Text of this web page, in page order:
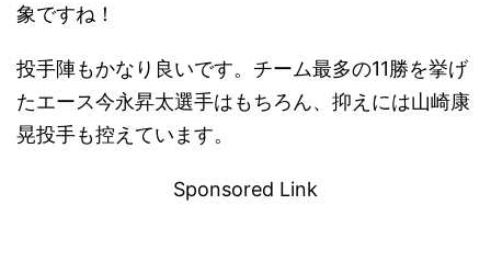
象ですね！
投手陣もかなり良いです。チーム最多の11勝を挙げ
たエース今永昇太選手はもちろん、抑えには山崎康
晃投手も控えています。
Sponsored Link